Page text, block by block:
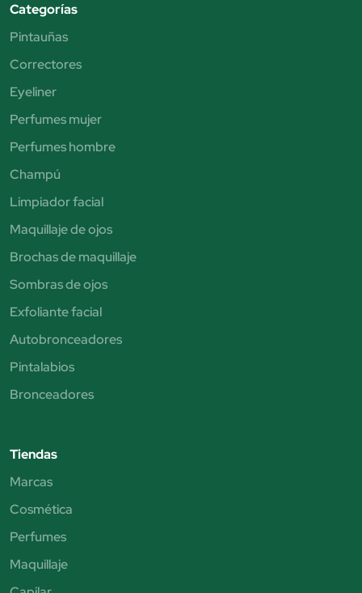
Categorías
Pintauñas
Correctores
Eyeliner
Perfumes mujer
Perfumes hombre
Champú
Limpiador facial
Maquillaje de ojos
Brochas de maquillaje
Sombras de ojos
Exfoliante facial
Autobronceadores
Pintalabios
Bronceadores
Tiendas
Marcas
Cosmética
Perfumes
Maquillaje